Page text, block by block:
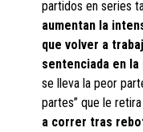
partidos en series
aumentan la
que volver a
sentenciada en
se lleva la peor
partes” que le
a correr tras